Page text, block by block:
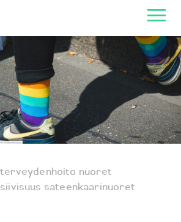
nuoret
sateenkaarinuoret